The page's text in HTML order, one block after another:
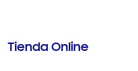
Tienda Online